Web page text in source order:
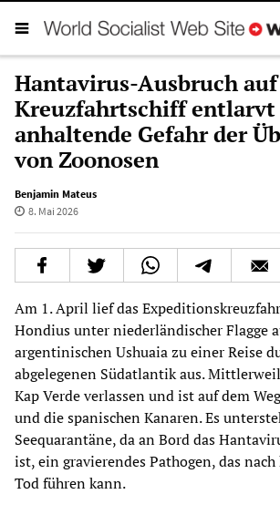
Hantavirus-Ausbruch auf
Kreuzfahrtschiff entlarvt
anhaltende Gefahr der
von Zoonosen
Benjamin Mateus
8. Mai 2026
Am 1. April lief das
Hondius unter niederländischer Flagge
argentinischen Ushuaia zu einer Reise
abgelegenen Südatlantik aus.
Kap Verde verlassen und ist auf dem
und die spanischen Kanaren. Es
Seequarantäne, da an Bord das
ist, ein gravierendes Pathogen, das
Tod führen kann.